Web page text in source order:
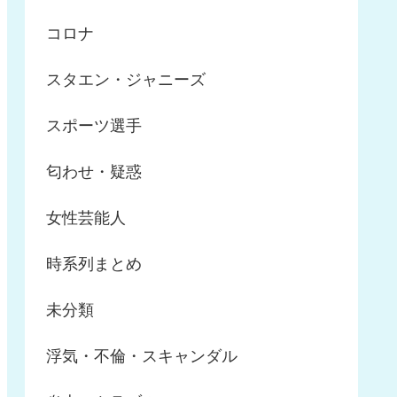
コロナ
スタエン・ジャニーズ
スポーツ選手
匂わせ・疑惑
女性芸能人
時系列まとめ
未分類
浮気・不倫・スキャンダル